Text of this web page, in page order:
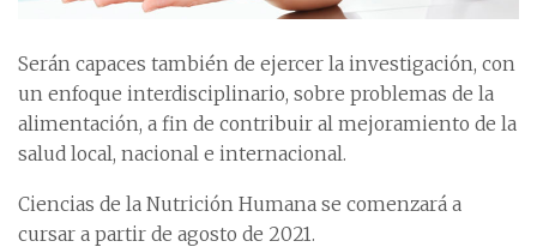
Serán capaces también de ejercer la investigación, con
un enfoque interdisciplinario, sobre problemas de la
alimentación, a fin de contribuir al mejoramiento de la
salud local, nacional e internacional.
Ciencias de la Nutrición Humana se comenzará a
cursar a partir de agosto de 2021.